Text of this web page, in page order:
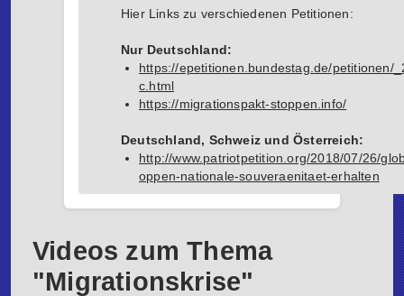
Hier Links zu verschiedenen Petitionen:
Nur Deutschland:
https://epetitionen.bundestag.de/petitionen/
c.html
https://migrationspakt-stoppen.info/
Deutschland, Schweiz und Österreich:
http://www.patriotpetition.org/2018/07/26/
oppen-nationale-souveraenitaet-erhalten
Videos zum Thema
"Migrationskrise"